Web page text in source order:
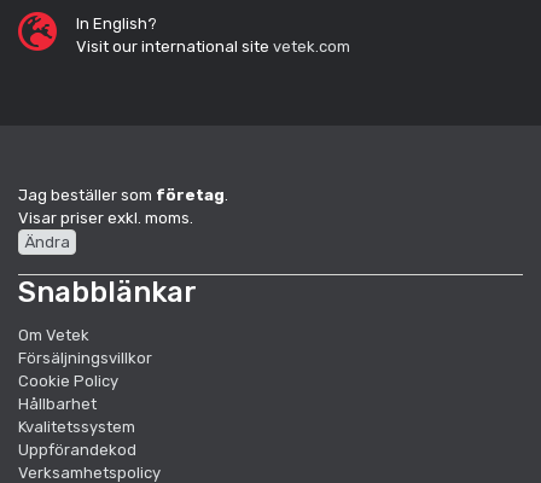
In English?
Visit our international site vetek.com
Jag beställer som företag
Visar priser exkl. moms.
Ändra
Snabblänkar
Om Vetek
Försäljningsvillkor
Cookie Policy
Hållbarhet
Kvalitetssystem
Uppförandekod
Verksamhetspolicy